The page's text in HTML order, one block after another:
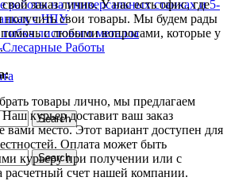
работы на универсальных станках и 5-
с ЧПУ
листового металла
Работы
Search
Search
заказ лично. У нас есть офис, где
получить свои товары. Мы будем рады
помочь с любыми вопросами, которые у
товары лично, мы предлагаем
курьер доставит ваш заказ
вами место. Этот вариант доступен для
Оплата может быть
курьеру при получении или с
счет нашей компании.